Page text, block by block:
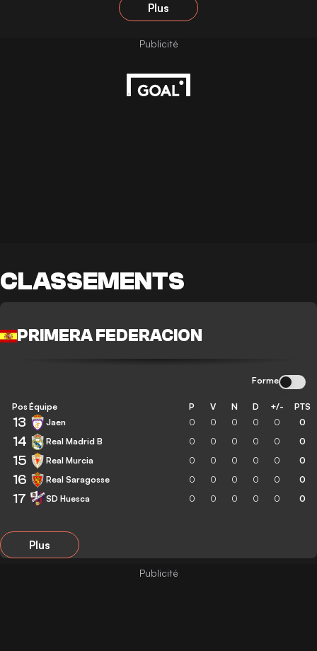
Plus
CLASSEMENTS
PRIMERA FEDERACION
Forme
Pos Équipe P V N D +/- PTS
13 Jaen 0 0 0 0 0 0
14 Real Madrid B 0 0 0 0 0 0
15 Real Murcia 0 0 0 0 0 0
16 Real Saragosse 0 0 0 0 0 0
17 SD Huesca 0 0 0 0 0 0
Plus